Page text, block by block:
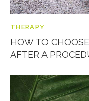
THERAPY
HOW TO
AFTER A